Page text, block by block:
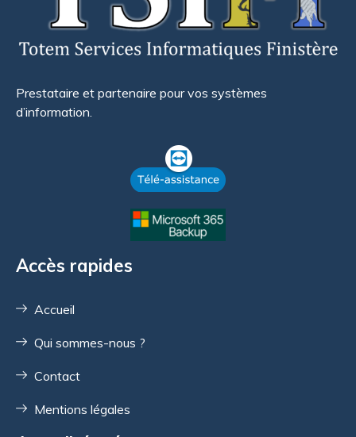
Prestataire et partenaire pour vos systèmes
d’information.
Accès rapides
Accueil
Qui sommes-nous ?
Contact
Mentions légales